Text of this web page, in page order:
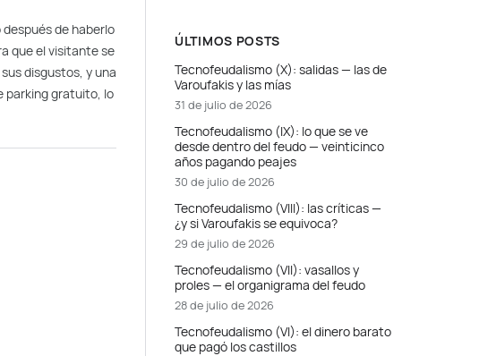
de haberlo
que el visitante se
disgustos, y una
parking gratuito, lo
ÚLTIMOS POSTS
Tecnofeudalismo (X): salidas — las de
Varoufakis y las mías
31 de julio de 2026
Tecnofeudalismo (IX): lo que se ve
desde dentro del feudo — veinticinco
años pagando peajes
30 de julio de 2026
Tecnofeudalismo (VIII): las críticas —
¿y si Varoufakis se equivoca?
29 de julio de 2026
Tecnofeudalismo (VII): vasallos y
proles — el organigrama del feudo
28 de julio de 2026
Tecnofeudalismo (VI): el dinero barato
que pagó los castillos